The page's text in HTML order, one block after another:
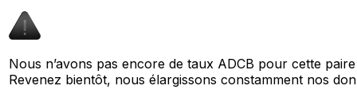
Nous n’avons pas encore de taux ADCB pour cette
Revenez bientôt, nous élargissons constamment nos